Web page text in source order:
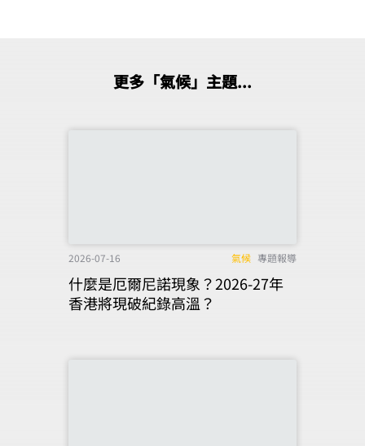
更多「氣候」主題...
2026-07-16 氣候 專題報導
什麼是厄爾尼諾現象？2026-27年
香港將現破紀錄高溫？